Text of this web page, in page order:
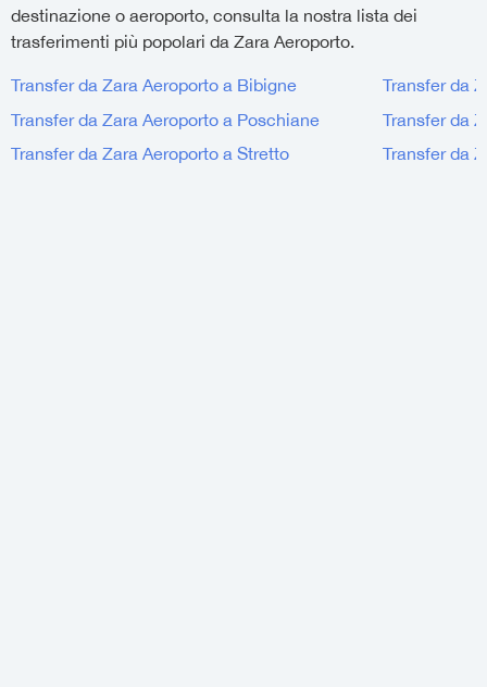
destinazione o aeroporto, consulta la nostra lista dei
trasferimenti più popolari da Zara Aeroporto.
Transfer da Zara Aeroporto a Bibigne
Transfer da
Transfer da Zara Aeroporto a Poschiane
Transfer da
Transfer da Zara Aeroporto a Stretto
Transfer da